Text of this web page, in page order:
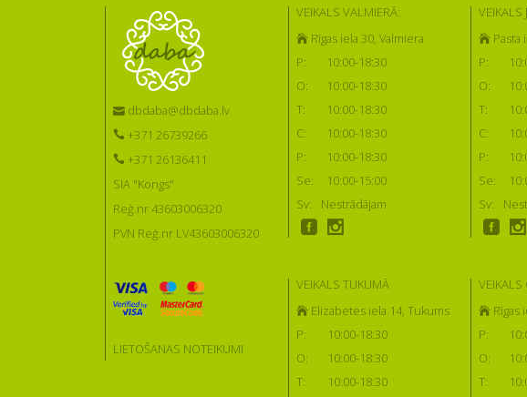
dbdaba@dbdaba.lv
+371 26739266
+371 26136411
SIA "Kongs"
Reģ.nr 43603006320
PVN Reģ.nr LV43603006320
LIETOŠANAS NOTEIKUMI
VEIKALS VALMIERĀ:
Rīgas iela 30, Valmiera
P:
10:00-18:30
O:
10:00-18:30
T:
10:00-18:30
C:
10:00-18:30
P:
10:00-18:30
Se:
10:00-15:00
Sv:
Nestrādājam
VEIKALS
Pasta
P:
O:
T:
C:
P:
Se:
Sv:
VEIKALS TUKUMĀ
Elizabetes iela 14, Tukums
P:
10:00-18:30
O:
10:00-18:30
T:
10:00-18:30
VEIKALS
Rīgas
P:
O:
T: